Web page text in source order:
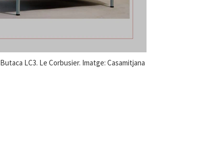
Butaca LC3. Le Corbusier. Imatge: Casamitjana